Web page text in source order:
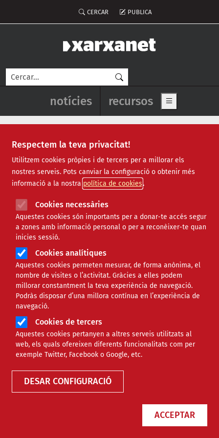
Respectem la teva privacitat!
Utilitzem cookies pròpies i de tercers per a millorar els
nostres serveis. Pots canviar la configuració o obtenir més
informació a la nostra política de cookies
Cookies necessàries
Aquestes cookies són importants per a donar-te accés segur
a zones amb informació personal o per a reconèixer-te quan
inicies sessió.
Cookies analítiques
Aquestes cookies permeten mesurar, de forma anònima, el
nombre de visites o l’activitat. Gràcies a elles podem
millorar constantment la teva experiència de navegació.
Podràs disposar d’una millora contínua en l’experiència de
navegació.
Cookies de tercers
Aquestes cookies pertanyen a altres serveis utilitzats al
web, els quals ofereixen diferents funcionalitats com per
exemple Twitter, Facebook o Google, etc.
DESAR CONFIGURACIÓ
ACCEPTAR
Menú del compte d'usuari
CERCAR PUBLICA
Cerca
Navegació principal de
notícies recursos Show main
Notícies
Totes | Ambiental | Comunitari | Cultural | Social
|
Internacional | Projectes | Jurídic | Tecnològic
Formació
Àmbit de la notícia
TECNOLÒGIC
Amazon inverteix 60 milions
de dòlars en soscavar el
sindicalisme
Comparteix
01/03/2022